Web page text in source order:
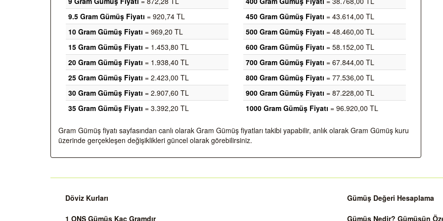
9.5 Gram Gümüş Fiyatı = 920,74 TL
10 Gram Gümüş Fiyatı = 969,20 TL
15 Gram Gümüş Fiyatı = 1.453,80 TL
20 Gram Gümüş Fiyatı = 1.938,40 TL
25 Gram Gümüş Fiyatı = 2.423,00 TL
30 Gram Gümüş Fiyatı = 2.907,60 TL
35 Gram Gümüş Fiyatı = 3.392,20 TL
450 Gram Gümüş Fiyatı = 43.614,00 TL
500 Gram Gümüş Fiyatı = 48.460,00 TL
600 Gram Gümüş Fiyatı = 58.152,00 TL
700 Gram Gümüş Fiyatı = 67.844,00 TL
800 Gram Gümüş Fiyatı = 77.536,00 TL
900 Gram Gümüş Fiyatı = 87.228,00 TL
1000 Gram Gümüş Fiyatı = 96.920,00 TL
Gram Gümüş fiyatı sayfasından canlı olarak Gram Gümüş fiyatları takibi yapabilir, anlık olarak Gram Gümüş kuru
üzerinde gerçekleşen değişiklikleri güncel olarak görebilirsiniz.
Döviz Kurları
1 ONS Gümüş Kaç Gramdır
Gümüş Değeri Hesaplama
Gümüş Nedir? Gümüşün